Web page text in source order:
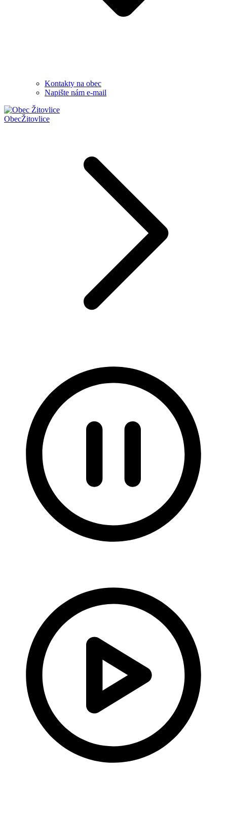
Kontakty na obec
Napište nám e-mail
ObecŽitovlice